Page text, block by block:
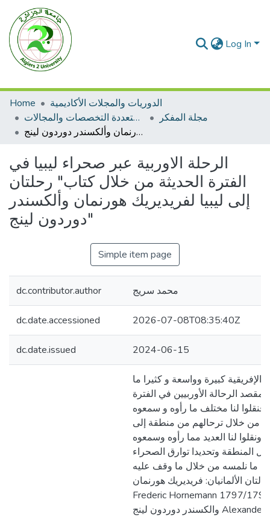
Log In
Home
الدوريات والمجلات الأكاديمية
مجلات متعددة التخصصات والمجالات
مجلة المفكر
الرحلة الاوربية عبر صحراء ليبيا في الفترة الحديثة من خلال كتاب" رحلتان إلى ليبيا لفريديريك هورنمان وألكسندر دوردون لينج"
الرحلة الاوربية عبر صحراء ليبيا في
الفترة الحديثة من خلال كتاب" رحلتان
إلى ليبيا لفريديريك هورنمان وألكسندر
دوردون لينج"
Simple item page
dc.contributor.author محمد سريج
dc.date.accessioned 2026-07-08T08:35:40Z
dc.date.issued 2024-06-15
الإفريقية كبيرة وواسعة و كثيرا ما
مقصد الرحالة الأوربيين في الفترة
فنقلوا لنا مختلف ما رأوه و سمعوه
من خلال ترحالهم من منطقة إلى
ونقلوا لنا العديد مما رأوه وسمعوه
المنطقة وتحديدا توارق الصحراء
هذا ما نلمسه من خلال ما وقف عليه
الألمانيان: فريديريك هورنمان
Frederic Hornemann من 1797/1798
والكسندر دوردون لينج Alexander Gordon